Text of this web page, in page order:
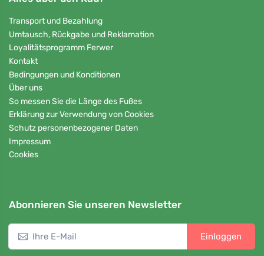
Transport und Bezahlung
Umtausch, Rückgabe und Reklamation
Loyalitätsprogramm Ferwer
Kontakt
Bedingungen und Konditionen
Über uns
So messen Sie die Länge des Fußes
Erklärung zur Verwendung von Cookies
Schutz personenbezogener Daten
Impressum
Cookies
Abonnieren Sie unseren Newsletter
Einloggen